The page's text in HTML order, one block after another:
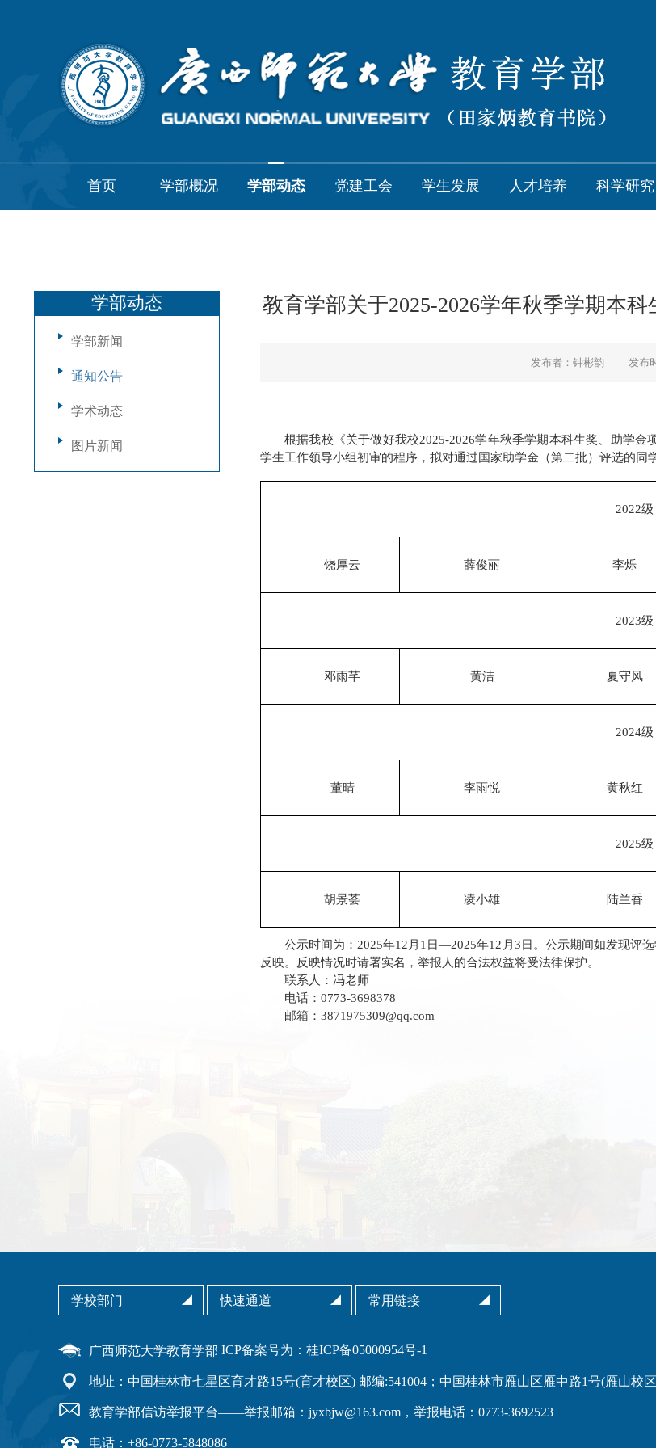
首页 学部概况 学部动态 党建工会 学生发展 人才培养 科学研究
学部动态
学部新闻
通知公告
学术动态
图片新闻
教育学部关于2025-2026学年秋季学期本
发布者：钟彬韵 发布
根据我校《关于做好我校2025-2026学年秋季学期本科生奖、助学
学生工作领导小组初审的程序，拟对通过国家助学金（第二批）评选的同
2022级
饶厚云 薛俊丽 李烁
2023级
邓雨芊 黄洁 夏守风
2024级
董晴 李雨悦 黄秋红
2025级
胡景荟 凌小雄 陆兰香
公示时间为：2025年12月1日—2025年12月3日。公示期间如发现评
反映。反映情况时请署实名，举报人的合法权益将受法律保护。
联系人：冯老师
电话：0773-3698378
邮箱：3871975309@qq.com
广西师范大学教育学部 ICP备案号为：桂ICP备05000954号-1
地址：中国桂林市七星区育才路15号(育才校区) 邮编:541004；中国桂林市雁山区雁中路1号(雁山校
教育学部信访举报平台——举报邮箱：jyxbjw@163.com，举报电话：0773-3692523
电话：+86-0773-5848086